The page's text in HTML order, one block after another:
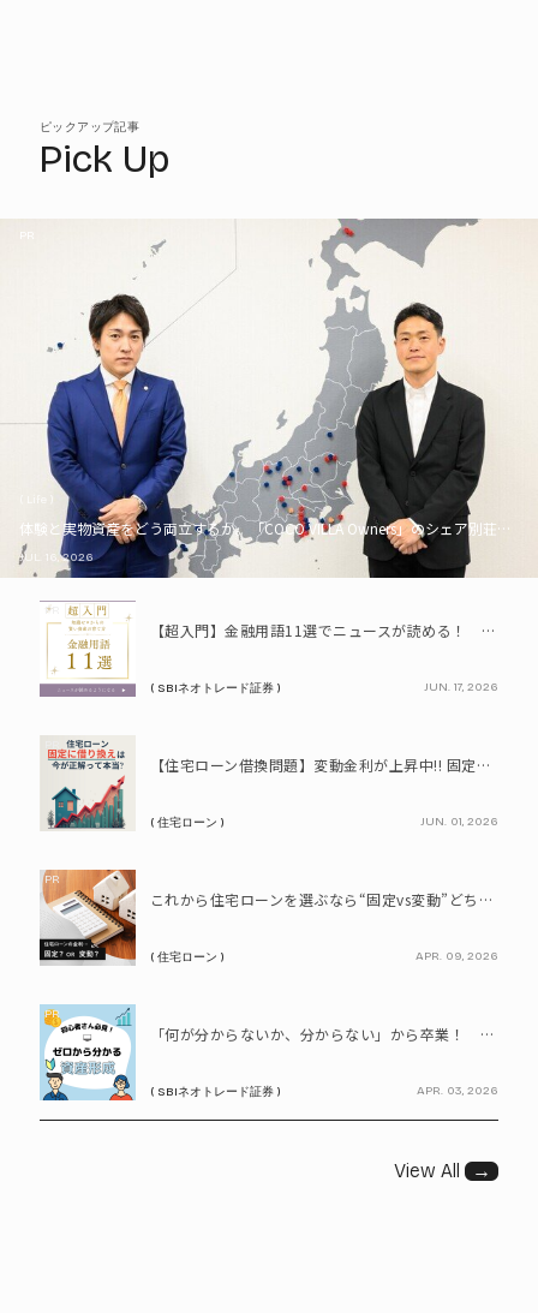
ピックアップ記事
Pick Up
PR
体験と実物資産をどう両立するか。「COCO VILLA Owners」のシェア別荘とい
JUL. 16, 2026
PR
【超入門】金融用語11選でニュースが読める！ 知識ゼロからの賢い資産の育て方
( SBIネオトレード証券 ) JUN. 17, 2026
【住宅ローン借換問題】変動金利が上昇中!! 固定に借り換えるなら今が正解って本当? シミュレーションで比較してみよう
( 住宅ローン ) JUN. 01, 2026
PR
これから住宅ローンを選ぶなら“固定vs変動”どちらが正解? 9割が利用したいと答えた「いま決めなくてもいい」ローンとは!?
( 住宅ローン ) APR. 09, 2026
PR
「何が分からないか、分からない」から卒業！ SBIネオトレード証券で学ぶ、はじめての資産形成
( SBIネオトレード証券 ) APR. 03, 2026
View All →